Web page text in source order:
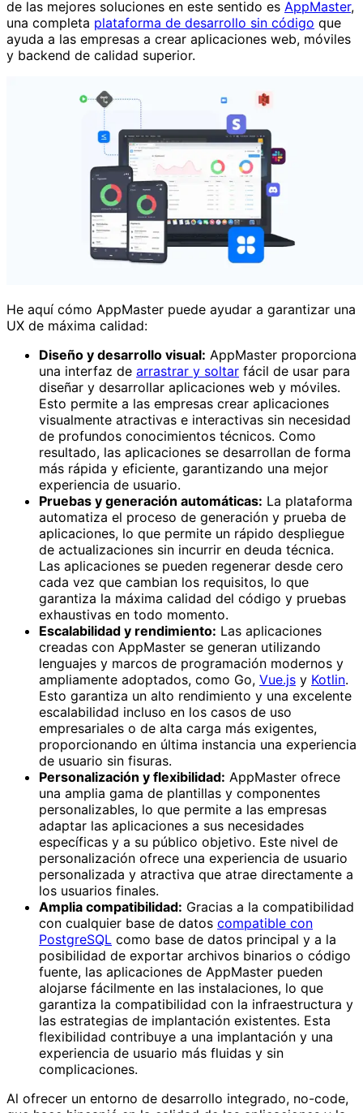
de las mejores soluciones en este sentido es AppMaster,
una completa plataforma de desarrollo sin código que
ayuda a las empresas a crear aplicaciones web, móviles
y backend de calidad superior.
He aquí cómo AppMaster puede ayudar a garantizar una
UX de máxima calidad:
Diseño y desarrollo visual: AppMaster proporciona
una interfaz de arrastrar y soltar fácil de usar para
diseñar y desarrollar aplicaciones web y móviles.
Esto permite a las empresas crear aplicaciones
visualmente atractivas e interactivas sin necesidad
de profundos conocimientos técnicos. Como
resultado, las aplicaciones se desarrollan de forma
más rápida y eficiente, garantizando una mejor
experiencia de usuario.
Pruebas y generación automáticas: La plataforma
automatiza el proceso de generación y prueba de
aplicaciones, lo que permite un rápido despliegue
de actualizaciones sin incurrir en deuda técnica.
Las aplicaciones se pueden regenerar desde cero
cada vez que cambian los requisitos, lo que
garantiza la máxima calidad del código y pruebas
exhaustivas en todo momento.
Escalabilidad y rendimiento: Las aplicaciones
creadas con AppMaster se generan utilizando
lenguajes y marcos de programación modernos y
ampliamente adoptados, como Go, Vue.js y Kotlin.
Esto garantiza un alto rendimiento y una excelente
escalabilidad incluso en los casos de uso
empresariales o de alta carga más exigentes,
proporcionando en última instancia una experiencia
de usuario sin fisuras.
Personalización y flexibilidad: AppMaster ofrece
una amplia gama de plantillas y componentes
personalizables, lo que permite a las empresas
adaptar las aplicaciones a sus necesidades
específicas y a su público objetivo. Este nivel de
personalización ofrece una experiencia de usuario
personalizada y atractiva que atrae directamente a
los usuarios finales.
Amplia compatibilidad: Gracias a la compatibilidad
con cualquier base de datos compatible con
PostgreSQL como base de datos principal y a la
posibilidad de exportar archivos binarios o código
fuente, las aplicaciones de AppMaster pueden
alojarse fácilmente en las instalaciones, lo que
garantiza la compatibilidad con la infraestructura y
las estrategias de implantación existentes. Esta
flexibilidad contribuye a una implantación y una
experiencia de usuario más fluidas y sin
complicaciones.
Al ofrecer un entorno de desarrollo integrado, no-code,